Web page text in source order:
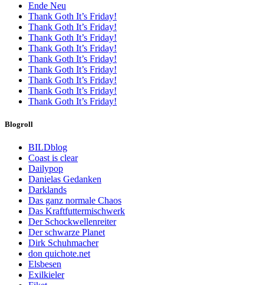
Ende Neu
Thank Goth It’s Friday!
Thank Goth It’s Friday!
Thank Goth It’s Friday!
Thank Goth It’s Friday!
Thank Goth It’s Friday!
Thank Goth It’s Friday!
Thank Goth It’s Friday!
Thank Goth It’s Friday!
Thank Goth It’s Friday!
Blogroll
BILDblog
Coast is clear
Dailypop
Danielas Gedanken
Darklands
Das ganz normale Chaos
Das Kraftfuttermischwerk
Der Schockwellenreiter
Der schwarze Planet
Dirk Schuhmacher
don quichote.net
Elsbesen
Exilkieler